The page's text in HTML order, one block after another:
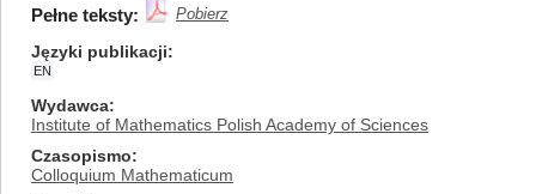
Pełne teksty: Pobierz
Języki publikacji
EN
Wydawca
Institute of Mathematics Polish Academy of Sciences
Czasopismo
Colloquium Mathematicum